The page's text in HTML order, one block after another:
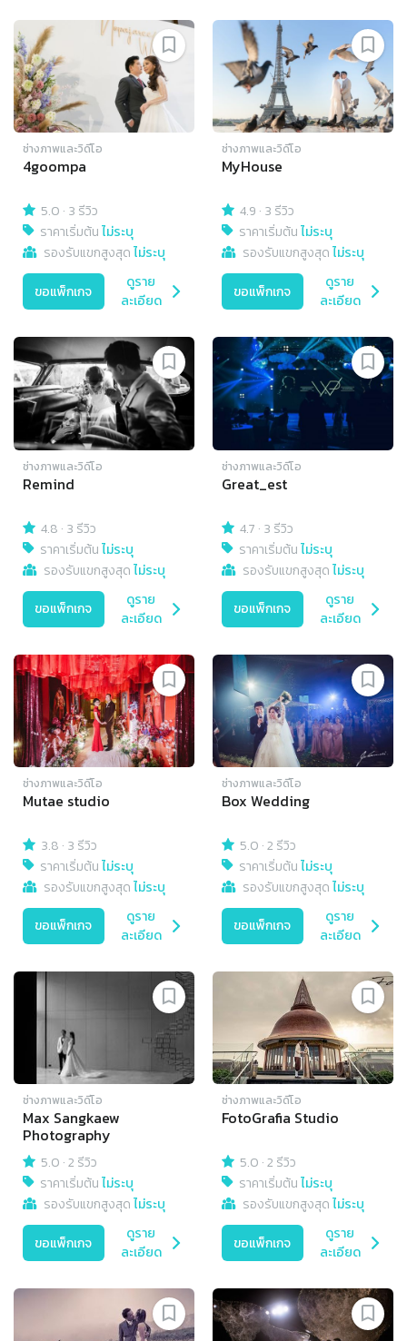
ช่างภาพและวิดีโอ
4goompa
5.0 · 3 รีวิว
ราคาเริ่มต้นไม่ระบุ
รองรับแขกสูงสุดไม่ระบุ
ขอแพ็กเกจ
ดูราย
ละเอียด
ช่างภาพและวิดีโอ
MyHouse
4.9 · 3 รีวิว
ราคาเริ่มต้นไม่ระบุ
รองรับแขกสูงสุดไม่ระบุ
ขอแพ็กเกจ
ดูราย
ละเอียด
ช่างภาพและวิดีโอ
Remind
4.8 · 3 รีวิว
ราคาเริ่มต้นไม่ระบุ
รองรับแขกสูงสุดไม่ระบุ
ขอแพ็กเกจ
ดูราย
ละเอียด
ช่างภาพและวิดีโอ
Great_est
4.7 · 3 รีวิว
ราคาเริ่มต้นไม่ระบุ
รองรับแขกสูงสุดไม่ระบุ
ขอแพ็กเกจ
ดูราย
ละเอียด
ช่างภาพและวิดีโอ
Mutae studio
3.8 · 3 รีวิว
ราคาเริ่มต้นไม่ระบุ
รองรับแขกสูงสุดไม่ระบุ
ขอแพ็กเกจ
ดูราย
ละเอียด
ช่างภาพและวิดีโอ
Box Wedding
5.0 ·2 รีวิว
ราคาเริ่มต้นไม่ระบุ
รองรับแขกสูงสุดไม่ระบุ
ขอแพ็กเกจ
ดูราย
ละเอียด
ช่างภาพและวิดีโอ
Max Sangkaew
Photography
5.0 ·2 รีวิว
ราคาเริ่มต้นไม่ระบุ
รองรับแขกสูงสุดไม่ระบุ
ขอแพ็กเกจ
ดูราย
ละเอียด
ช่างภาพและวิดีโอ
FotoGrafia Studio
5.0 ·2 รีวิว
ราคาเริ่มต้นไม่ระบุ
รองรับแขกสูงสุดไม่ระบุ
ขอแพ็กเกจ
ดูราย
ละเอียด